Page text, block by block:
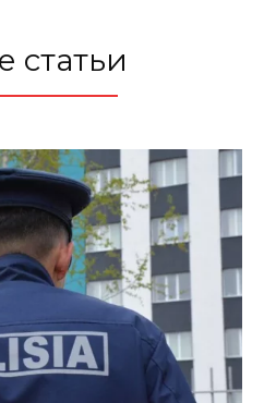
статьи